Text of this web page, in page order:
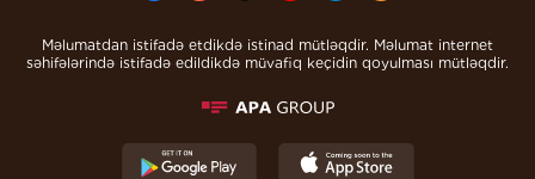
Məlumatdan istifadə etdikdə istinad mütləqdir. Məlumat internet
səhifələrində istifadə edildikdə müvafiq keçidin qoyulması mütləqdir.